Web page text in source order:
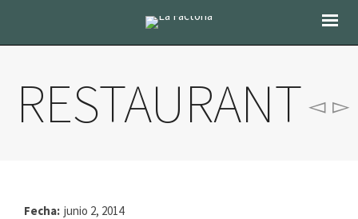
RESTAURANT
Fecha: junio 2, 2014